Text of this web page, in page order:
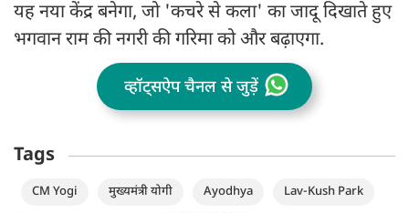
यह नया केंद्र बनेगा, जो 'कचरे से कला' का जादू दिखाते हुए
भगवान राम की नगरी की गरिमा को और बढ़ाएगा.
व्हॉट्सऐप चैनल से जुड़ें
Tags
CM Yogi मुख्यमंत्री योगी Ayodhya Lav-Kush Park